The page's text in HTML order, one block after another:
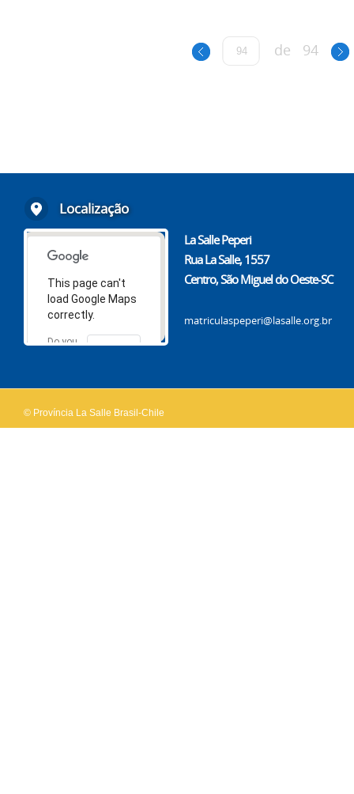
de 94
Localização
This page can't
load Google Maps
correctly.
Do you
OK
La Salle Peperi
Rua La Salle, 1557
Centro, São Miguel do Oeste-SC
matriculaspeperi@lasalle.org.br
© Província La Salle Brasil-Chile